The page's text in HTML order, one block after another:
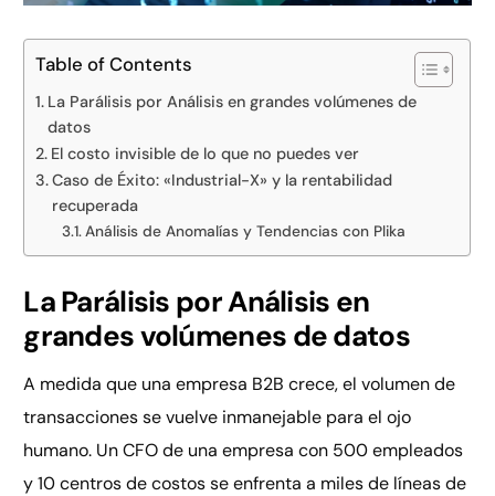
Table of Contents
La Parálisis por Análisis en grandes volúmenes de
datos
El costo invisible de lo que no puedes ver
Caso de Éxito: «Industrial-X» y la rentabilidad
recuperada
Análisis de Anomalías y Tendencias con Plika
La Parálisis por Análisis en
grandes volúmenes de datos
A medida que una empresa B2B crece, el volumen de
transacciones se vuelve inmanejable para el ojo
humano. Un CFO de una empresa con 500 empleados
y 10 centros de costos se enfrenta a miles de líneas de